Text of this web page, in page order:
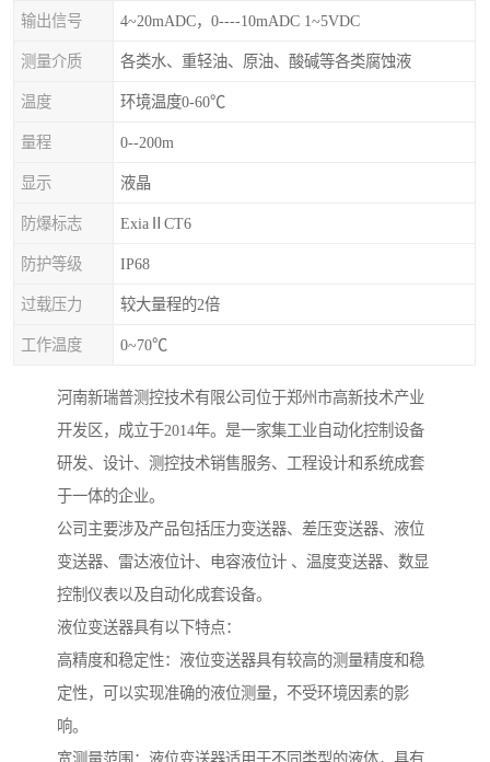
输出信号 4~20mADC，0----10mADC 1~5VDC
测量介质 各类水、重轻油、原油、酸碱等各类腐蚀液
温度 环境温度0-60℃
量程 0--200m
显示 液晶
防爆标志 ExiaⅡCT6
防护等级 IP68
过载压力 较大量程的2倍
工作温度 0~70℃
河南新瑞普测控技术有限公司位于郑州市高新技术产业
开发区，成立于2014年。是一家集工业自动化控制设备
研发、设计、测控技术销售服务、工程设计和系统成套
于一体的企业。
公司主要涉及产品包括压力变送器、差压变送器、液位
变送器、雷达液位计、电容液位计 、温度变送器、数显
控制仪表以及自动化成套设备。
液位变送器具有以下特点：
高精度和稳定性：液位变送器具有较高的测量精度和稳
定性，可以实现准确的液位测量，不受环境因素的影
响。